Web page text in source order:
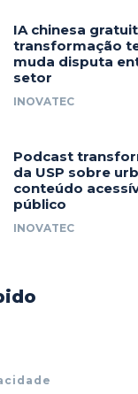
IA chinesa
transformação
muda disputa
setor
INOVATEC
Podcast
da USP sobre
conteúdo
público
INOVATEC